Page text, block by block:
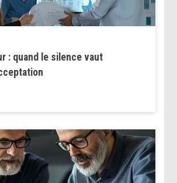
: quand le silence vaut